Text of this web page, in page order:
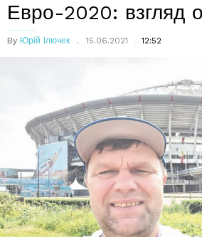
Евро-2020: взгляд
By Юрій Ілючек 15.06.2021 12:52